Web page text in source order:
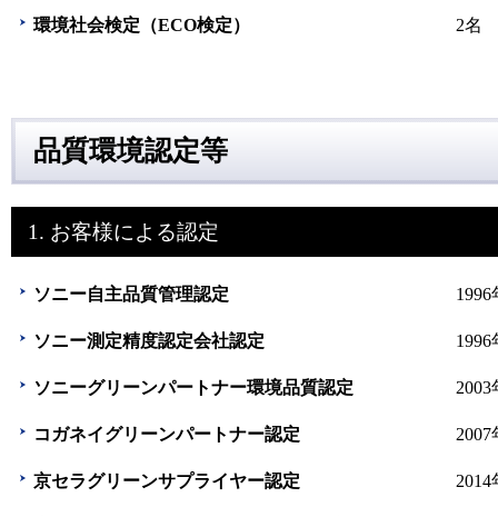
環境社会検定（ECO検定） 2名
品質環境認定等
1. お客様による認定
ソニー自主品質管理認定 1996
ソニー測定精度認定会社認定 1996
ソニーグリーンパートナー環境品質認定 2003
コガネイグリーンパートナー認定 2007
京セラグリーンサプライヤー認定 2014